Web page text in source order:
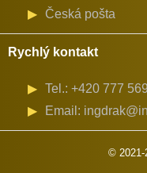
Česká pošta
Rychlý kontakt
Tel.: +420 777
Email:
© 2021-